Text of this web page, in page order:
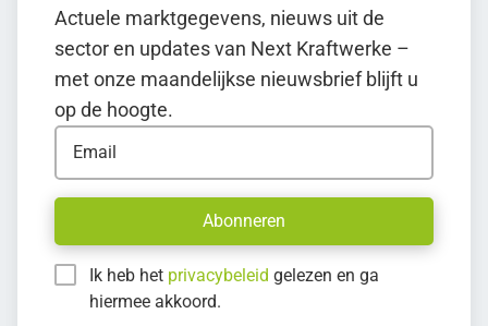
Actuele marktgegevens, nieuws uit de
sector en updates van Next Kraftwerke –
met onze maandelijkse nieuwsbrief blijft u
op de hoogte.
Email
Abonneren
Ik heb het privacybeleid gelezen en ga
hiermee akkoord.